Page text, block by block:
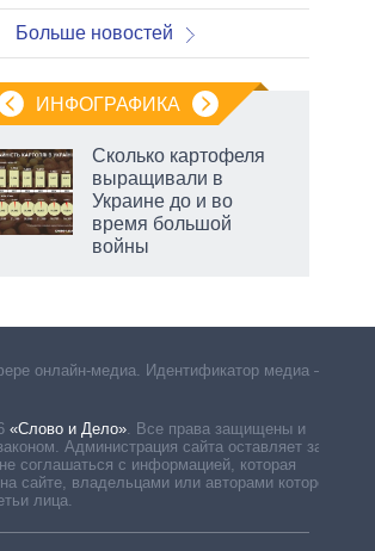
Больше новостей
ИНФОГРАФИКА
Сколько картофеля
выращивали в
Украине до и во
время большой
войны
онлайн-медиа. Идентификатор медиа –
«Слово и Дело»
Все права защищены и
Администрация сайта оставляет за
соглашаться с информацией, которая
сайте, владельцами или авторами которой
лица.